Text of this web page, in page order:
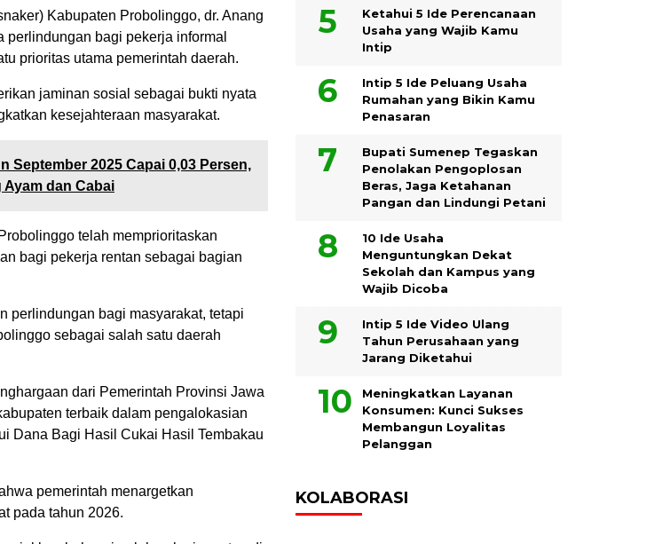
Kabupaten Probolinggo, dr. Anang
bagi pekerja informal
prioritas utama pemerintah daerah.
jaminan sosial sebagai bukti nyata
kesejahteraan masyarakat.
September 2025 Capai 0,03 Persen,
dan Cabai
telah memprioritaskan
bagi pekerja rentan sebagai bagian
perlindungan bagi masyarakat, tetapi
sebagai salah satu daerah
dari Pemerintah Provinsi Jawa
terbaik dalam pengalokasian
Dana Bagi Hasil Cukai Hasil Tembakau
pemerintah menargetkan
pada tahun 2026.
Ketahui 5 Ide Perencanaan
Usaha yang Wajib Kamu
Intip
Intip 5 Ide Peluang Usaha
Rumahan yang Bikin Kamu
Penasaran
Bupati Sumenep Tegaskan
Penolakan Pengoplosan
Beras, Jaga Ketahanan
Pangan dan Lindungi Petani
10 Ide Usaha
Menguntungkan Dekat
Sekolah dan Kampus yang
Wajib Dicoba
Intip 5 Ide Video Ulang
Tahun Perusahaan yang
Jarang Diketahui
Meningkatkan Layanan
Konsumen: Kunci Sukses
Membangun Loyalitas
Pelanggan
KOLABORASI